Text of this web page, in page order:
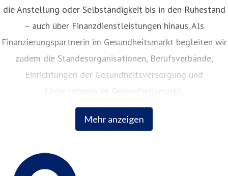
Mehr anzeigen
die Anstellung oder Selbständigkeit bis in den Ruhestand
– auch über Finanzdienstleistungen hinaus. Als
Finanzierungspartnerin im Gesundheitsmarkt begleiten wir
zudem die Standesorganisationen, Berufsverbände,
Einrichtungen der Gesundheitsversorgung und
Unternehmen im Gesundheitsmarkt.